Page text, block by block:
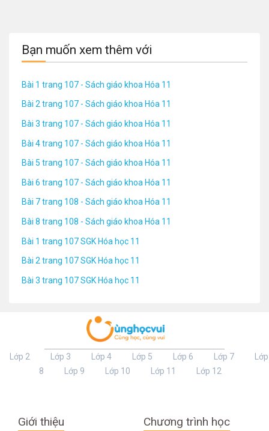
Bạn muốn xem thêm với
Bài 1 trang 107 - Sách giáo khoa Hóa 11
Bài 2 trang 107 - Sách giáo khoa Hóa 11
Bài 3 trang 107 - Sách giáo khoa Hóa 11
Bài 4 trang 107 - Sách giáo khoa Hóa 11
Bài 5 trang 107 - Sách giáo khoa Hóa 11
Bài 6 trang 107 - Sách giáo khoa Hóa 11
Bài 7 trang 108 - Sách giáo khoa Hóa 11
Bài 8 trang 108 - Sách giáo khoa Hóa 11
Bài 1 trang 107 SGK Hóa học 11
Bài 2 trang 107 SGK Hóa học 11
Bài 3 trang 107 SGK Hóa học 11
Lớp 2 Lớp 3 Lớp 4 Lớp 5 Lớp 6 Lớp 7
Lớp
8
Lớp 9 Lớp 10 Lớp 11 Lớp 12
Giới thiệu Chương trình học